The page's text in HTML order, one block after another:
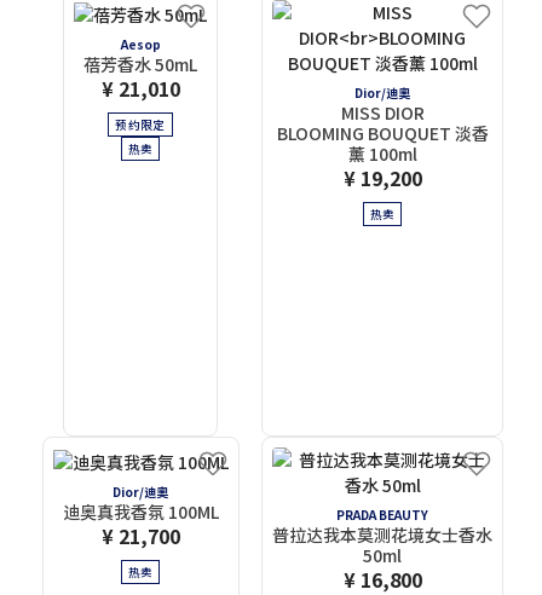
Aesop
蓓芳香水 50mL
¥ 21,010
预约限定
热卖
Dior/迪奧
MISS DIOR
BLOOMING BOUQUET 淡香
薰 100ml
¥ 19,200
热卖
Dior/迪奧
迪奥真我香氛 100ML
¥ 21,700
热卖
PRADA BEAUTY
普拉达我本莫测花境女士香水
50ml
¥ 16,800